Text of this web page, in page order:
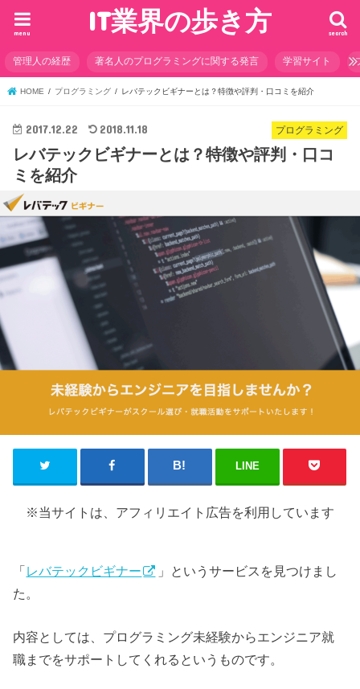
IT業界の歩き方 search
menu
管理人の経歴 著名人のプログラミングに関する発言 学習サイト
HOME プログラミング レバテックビギナーとは？特徴や評判・口コミを紹介
プログラミング
2017.12.22 2018.11.18
レバテックビギナーとは？特徴や評判・口コ
ミを紹介
LINE
※当サイトは、アフィリエイト広告を利用しています
「レバテックビギナー
」というサービスを見つけまし
た。
内容としては、プログラミング未経験からエンジニア就
職までをサポートしてくれるというものです。